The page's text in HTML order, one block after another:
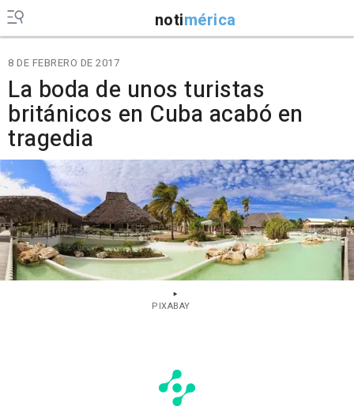
notimérica
8 DE FEBRERO DE 2017
La boda de unos turistas
británicos en Cuba acabó en
tragedia
PIXABAY